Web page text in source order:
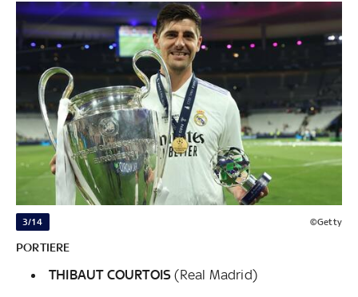
3/14 ©Getty
PORTIERE
THIBAUT COURTOIS (Real Madrid)